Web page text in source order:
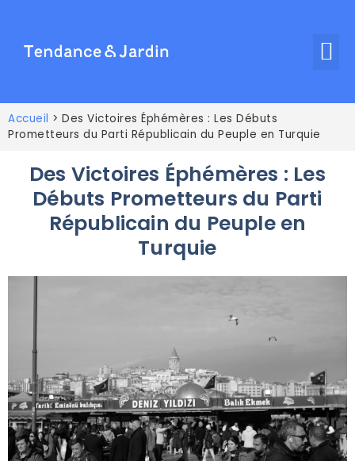
Accueil > Des Victoires Éphémères : Les Débuts
Prometteurs du Parti Républicain du Peuple en Turquie
Des Victoires Éphémères : Les
Débuts Prometteurs du Parti
Républicain du Peuple en
Turquie